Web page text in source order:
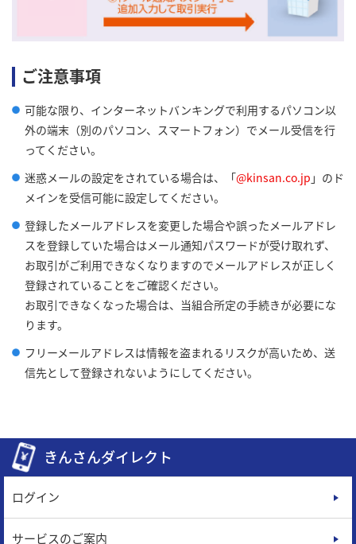
ご注意事項
可能な限り、インターネットバンキングで利用するパソコン以
外の端末（別のパソコン、スマートフォン）でメール受信を行
ってください。
迷惑メールの設定をされている場合は、「@kinsan.co.jp 」のド
メインを受信可能に設定してください。
登録したメールアドレスを変更した場合や誤ったメールアドレ
スを登録していた場合はメール通知パスワードが受け取れず、
お取引がご利用できなくなりますのでメールアドレスが正しく
登録されていることをご確認ください。
お取引できなくなった場合は、当組合所定の手続きが必要にな
ります。
フリーメールアドレスは情報を盗まれるリスクが高いため、送
信先として登録されないようにしてください。
きんさんダイレクト
ログイン
サービスのご案内